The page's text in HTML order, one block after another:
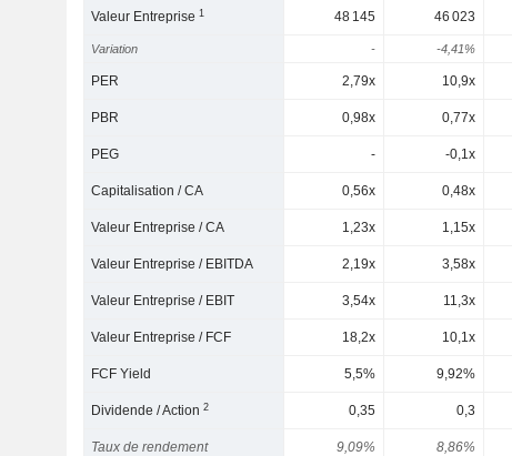
Valeur Entreprise1 48 145 46 023
Variation - -4,41%
PER 2,79x 10,9x
PBR 0,98x 0,77x
PEG - -0,1x
Capitalisation / CA 0,56x 0,48x
Valeur Entreprise / CA 1,23x 1,15x
Valeur Entreprise / EBITDA 2,19x 3,58x
Valeur Entreprise / EBIT 3,54x 11,3x
Valeur Entreprise / FCF 18,2x 10,1x
FCF Yield 5,5% 9,92%
Dividende / Action2 0,35 0,3
Taux de rendement 9,09% 8,86%